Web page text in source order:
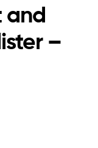
and
–